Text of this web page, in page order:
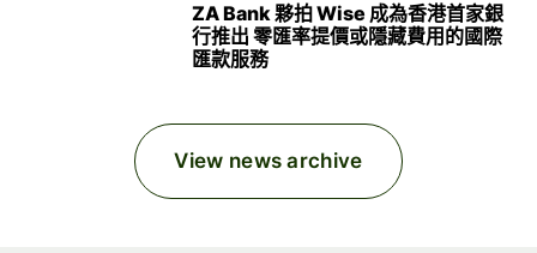
ZA Bank 夥拍 Wise 成為香港首家銀
行推出 零匯率提價或隱藏費用的國際
匯款服務
View news archive